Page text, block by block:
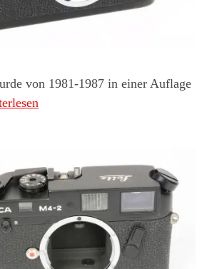
von 1981-1987 in einer Auflage
M4-P